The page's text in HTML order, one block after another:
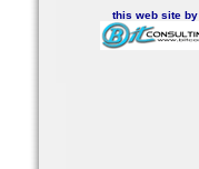
this web site by